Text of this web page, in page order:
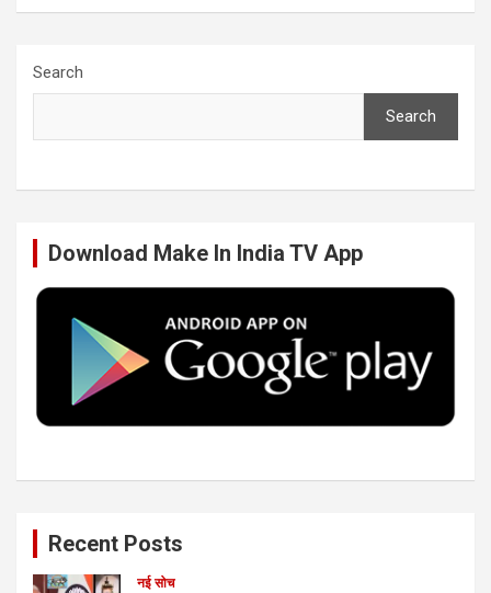
e
o
k
t k
I
n
T
e
Search
Search
Download Make In India TV App
Recent Posts
नई सोच